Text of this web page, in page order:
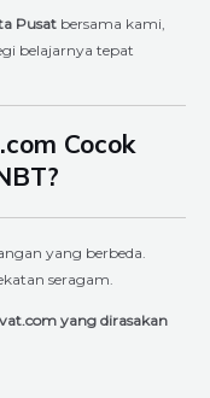
Pusat bersama kami,
belajarnya tepat
Cocok
yang berbeda.
seragam.
yang dirasakan